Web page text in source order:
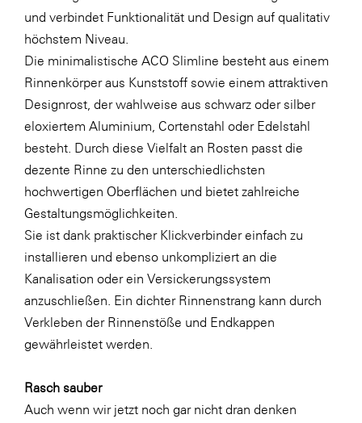
und verbindet Funktionalität und Design auf qualitativ
höchstem Niveau.
Die minimalistische ACO Slimline besteht aus einem
Rinnenkörper aus Kunststoff sowie einem attraktiven
Designrost, der wahlweise aus schwarz oder silber
eloxiertem Aluminium, Cortenstahl oder Edelstahl
besteht. Durch diese Vielfalt an Rosten passt die
dezente Rinne zu den unterschiedlichsten
hochwertigen Oberflächen und bietet zahlreiche
Gestaltungsmöglichkeiten.
Sie ist dank praktischer Klickverbinder einfach zu
installieren und ebenso unkompliziert an die
Kanalisation oder ein Versickerungssystem
anzuschließen. Ein dichter Rinnenstrang kann durch
Verkleben der Rinnenstöße und Endkappen
gewährleistet werden.
Rasch sauber
Auch wenn wir jetzt noch gar nicht dran denken